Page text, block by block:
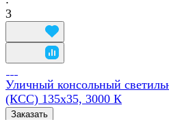
3
Уличный консольный
(КСС) 135х35, 3000 К
Заказать